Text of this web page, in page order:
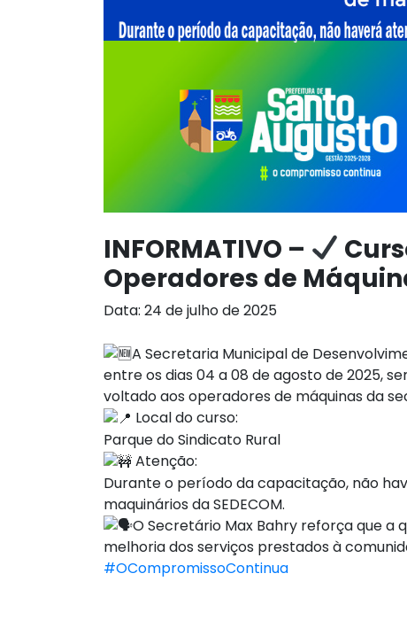
INFORMATIVO –
Operadores de
Data: 24 de julho de 2025
A Secretaria Municipal de
entre os dias 04 a 08 de agosto de 2025,
voltado aos operadores de máquinas da
Local do curso:
Parque do Sindicato Rural
Atenção:
Durante o período da capacitação, não
maquinários da SEDECOM.
O Secretário Max Bahry reforça que
melhoria dos serviços prestados à
#OCompromissoContinua